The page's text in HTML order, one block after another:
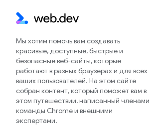
Мы хотим помочь вам создавать
красивые, доступные, быстрые и
безопасные веб-сайты, которые
работают в разных браузерах и для всех
ваших пользователей. На этом сайте
собран контент, который поможет вам в
этом путешествии, написанный членами
команды Chrome и внешними
экспертами.